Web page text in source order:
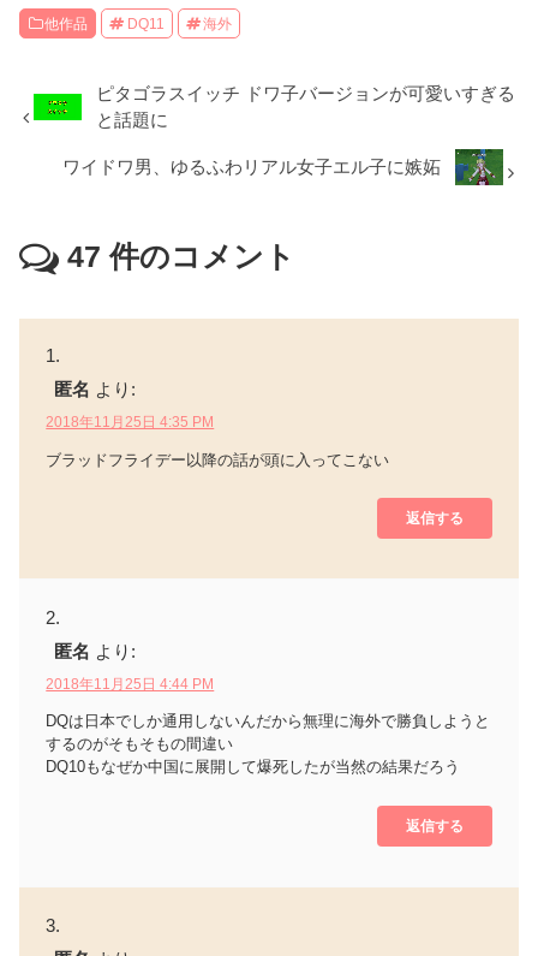
他作品 DQ11 海外
ピタゴラスイッチ ドワ子バージョンが可愛いすぎる
と話題に
ワイドワ男、ゆるふわリアル女子エル子に嫉妬
47 件のコメント
匿名 より:
2018年11月25日 4:35 PM
ブラッドフライデー以降の話が頭に入ってこない
返信する
匿名 より:
2018年11月25日 4:44 PM
DQは日本でしか通用しないんだから無理に海外で勝負しようと
するのがそもそもの間違い
DQ10もなぜか中国に展開して爆死したが当然の結果だろう
返信する